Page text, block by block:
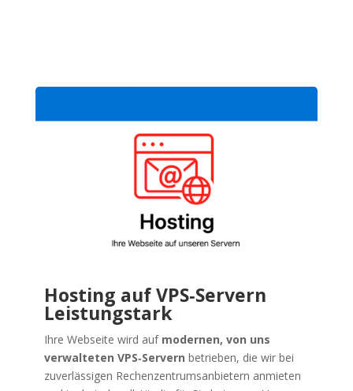
Hosting auf VPS‑Servern
Leistungstark
Ihre Webseite wird auf modernen, von uns
verwalteten VPS‑Servern betrieben, die wir bei
zuverlässigen Rechenzentrumsanbietern anmieten